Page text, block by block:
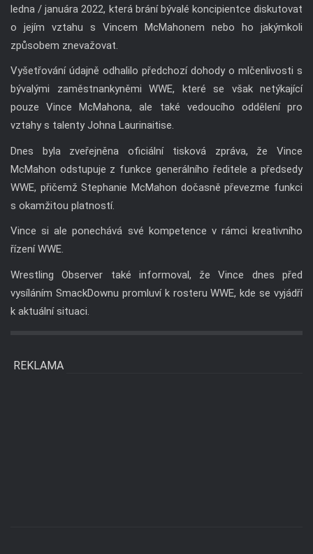
ledna / januára 2022, která brání bývalé koncipientce diskutovat
o jejím vztahu s Vincem McMahonem nebo ho jakýmkoli
způsobem znevažovat.
Vyšetřování údajně odhalilo předchozí dohody o mlčenlivosti s
bývalými zaměstnankyněmi WWE, které se však netýkající
pouze Vince McMahona, ale také vedoucího oddělení pro
vztahy s talenty Johna Laurinaitise.
Dnes byla zveřejněna oficiální tisková zpráva, že Vince
McMahon odstupuje z funkce generálního ředitele a předsedy
WWE, přičemž Stephanie McMahon dočasně převezme funkci
s okamžitou platností.
Vince si ale ponechává své kompetence v rámci kreativního
řízení WWE.
Wrestling Observer také informoval, že Vince dnes před
vysíláním SmackDownu promluví k rosteru WWE, kde se vyjádří
k aktuální situaci.
REKLAMA